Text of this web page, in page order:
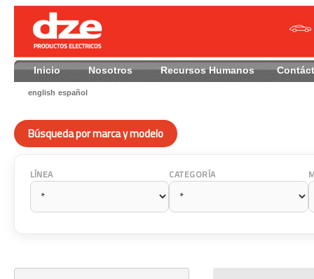
Inicio Nosotros Recursos Humanos
english español
Búsqueda por marca y modelo
LÍNEA CATEGORÍA